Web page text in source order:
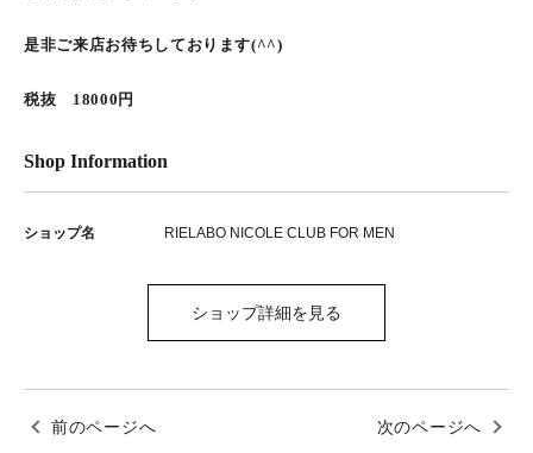
是非ご来店お待ちしております(^^)
税抜 18000円
Shop Information
ショップ名 RIELABO NICOLE CLUB FOR MEN
ショップ詳細を見る
前のページへ 次のページへ